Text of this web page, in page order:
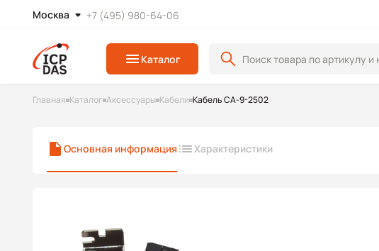
Москва +7 (495) 980-64-06
Каталог
Главная Каталог Аксессуары Кабели Кабель CA-9-2502
Основная информация Характеристики